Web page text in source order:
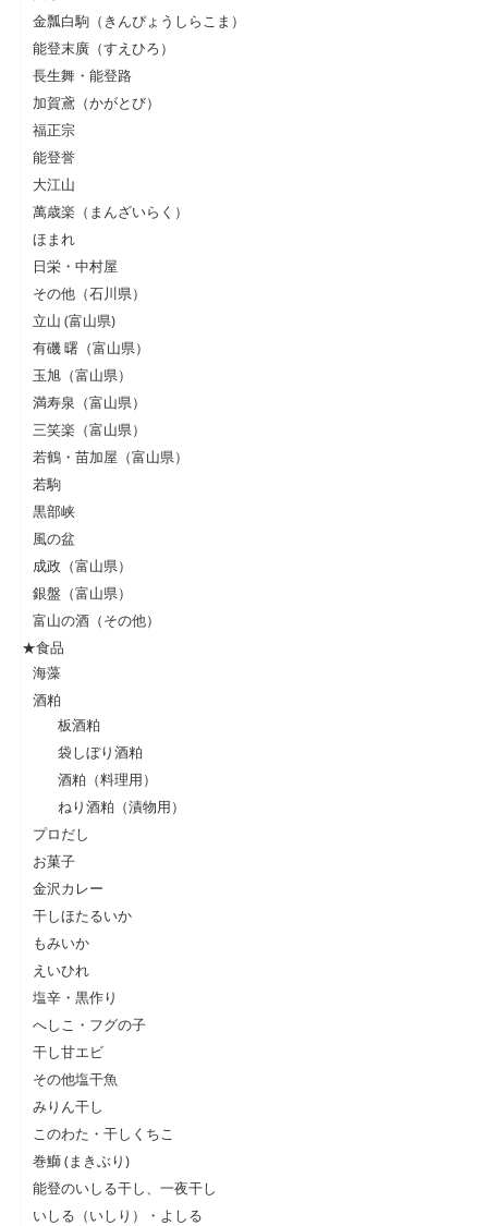
金瓢白駒（きんぴょうしらこま）
能登末廣（すえひろ）
長生舞・能登路
加賀鳶（かがとび）
福正宗
能登誉
大江山
萬歳楽（まんざいらく）
ほまれ
日栄・中村屋
その他（石川県）
立山 (富山県)
有磯 曙（富山県）
玉旭（富山県）
満寿泉（富山県）
三笑楽（富山県）
若鶴・苗加屋（富山県）
若駒
黒部峡
風の盆
成政（富山県）
銀盤（富山県）
富山の酒（その他）
★食品
海藻
酒粕
板酒粕
袋しぼり酒粕
酒粕（料理用）
ねり酒粕（漬物用）
プロだし
お菓子
金沢カレー
干しほたるいか
もみいか
えいひれ
塩辛・黒作り
へしこ・フグの子
干し甘エビ
その他塩干魚
みりん干し
このわた・干しくちこ
巻鰤 (まきぶり)
能登のいしる干し、一夜干し
いしる（いしり）・よしる